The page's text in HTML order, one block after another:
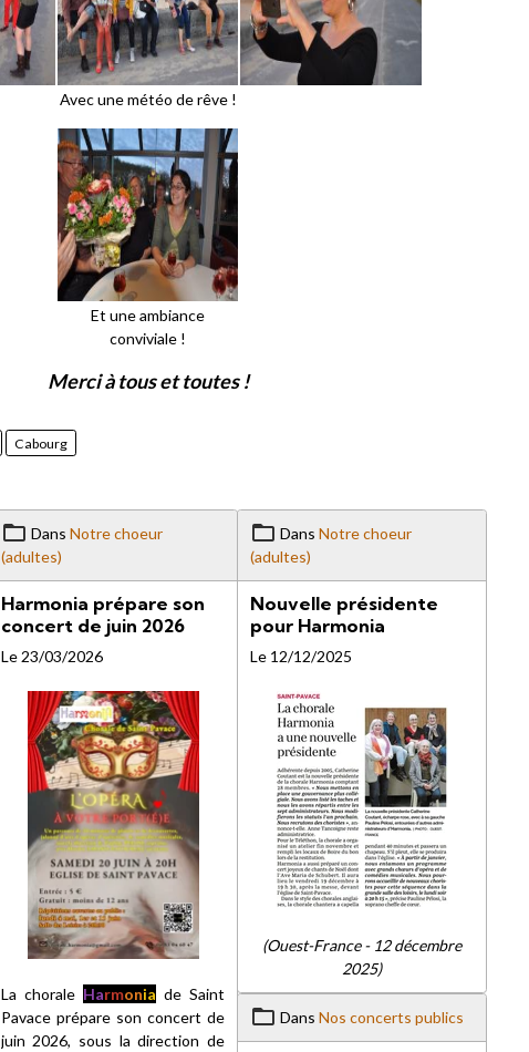
Avec une météo de rêve !
Et une ambiance
conviviale !
Merci à tous et toutes !
Cabourg
Dans Notre choeur
(adultes)
Harmonia prépare son
concert de juin 2026
Le 23/03/2026
La chorale Harmonia de Saint
Pavace prépare son concert de
juin 2026, sous la direction de
Dans Notre choeur
(adultes)
Nouvelle présidente
pour Harmonia
Le 12/12/2025
(Ouest-France - 12 décembre
2025)
Dans Nos concerts publics